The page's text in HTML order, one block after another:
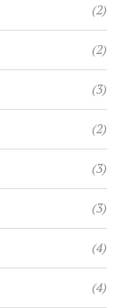
(2)
(2)
(3)
(2)
(3)
(3)
(4)
(4)